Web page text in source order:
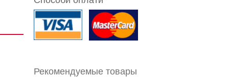
Рекомендуемые товары